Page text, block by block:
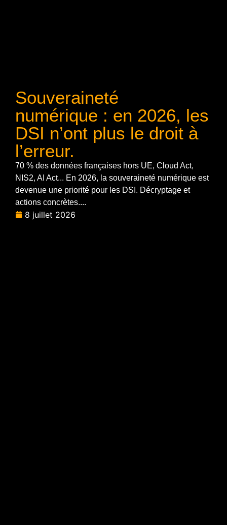
Souveraineté
numérique : en 2026, les
DSI n’ont plus le droit à
l’erreur.
70 % des données françaises hors UE, Cloud Act,
NIS2, AI Act... En 2026, la souveraineté numérique est
devenue une priorité pour les DSI. Décryptage et
actions concrètes....
8 juillet 2026